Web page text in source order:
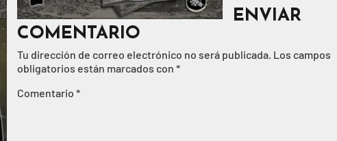
ENVIAR
COMENTARIO
Tu dirección de correo electrónico no será publicada. Los campos
obligatorios están marcados con*
Comentario*